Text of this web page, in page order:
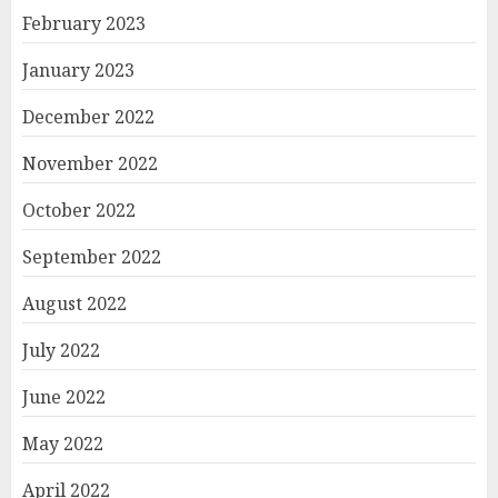
February 2023
January 2023
December 2022
November 2022
October 2022
September 2022
August 2022
July 2022
June 2022
May 2022
April 2022